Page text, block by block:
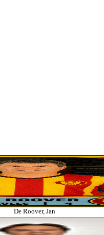
De Roover, Jan